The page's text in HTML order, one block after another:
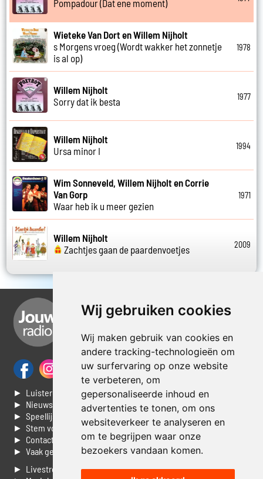
Wij gebruiken cookies
Wij maken gebruik van cookies en
andere tracking-technologieën om
uw surfervaring op onze website
te verbeteren, om
gepersonaliseerde inhoud en
advertenties te tonen, om ons
websiteverkeer te analyseren en
om te begrijpen waar onze
bezoekers vandaan komen.
Pompadour (Dat ene moment)
Wieteke Van Dort en Willem Nijholt
s Morgens vroeg (Wordt wakker het zonnetje
is al op)
1978
Willem Nijholt
Sorry dat ik besta
1977
Willem Nijholt
Ursa minor I
1994
Wim Sonneveld, Willem Nijholt en Corrie
Van Gorp
Waar heb ik u meer gezien
1971
Willem Nijholt
Zachtjes gaan de paardenvoetjes
2009
► Luisteren naar Jouwradio
► Nieuws
► Speellijst
► Stem voor de Dag top 3
► Contacteer ons
► Vaak gestelde vragen
► Livestream informatie